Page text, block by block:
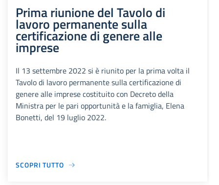
Prima riunione del Tavolo di
lavoro permanente sulla
certificazione di genere alle
imprese
Il 13 settembre 2022 si è riunito per la prima volta il
Tavolo di lavoro permanente sulla certificazione di
genere alle imprese costituito con Decreto della
Ministra per le pari opportunità e la famiglia, Elena
Bonetti, del 19 luglio 2022.
SCOPRI TUTTO